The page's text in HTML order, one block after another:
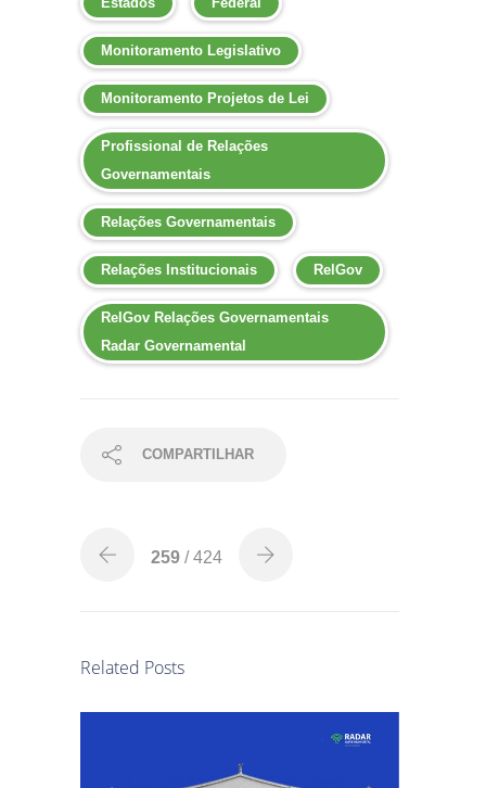
Monitoramento Legislativo
Monitoramento Projetos de Lei
Profissional de Relações
Governamentais
Relações Governamentais
Relações Institucionais RelGov
RelGov Relações Governamentais
Radar Governamental
COMPARTILHAR
259 / 424
Related Posts